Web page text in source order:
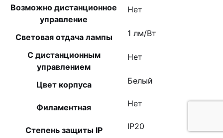
Возможно дистанционное
управление
Нет
Световая отдача лампы 1 лм/Вт
С дистанционным
управлением
Нет
Цвет корпуса Белый
Филаментная Нет
Степень защиты IP IP20